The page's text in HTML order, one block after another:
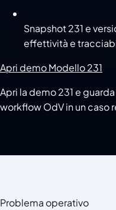
Snapshot 231 e
effettività e
Apri demo Modello 231
Apri la demo 231 e
workflow OdV in un caso
Problema operativo